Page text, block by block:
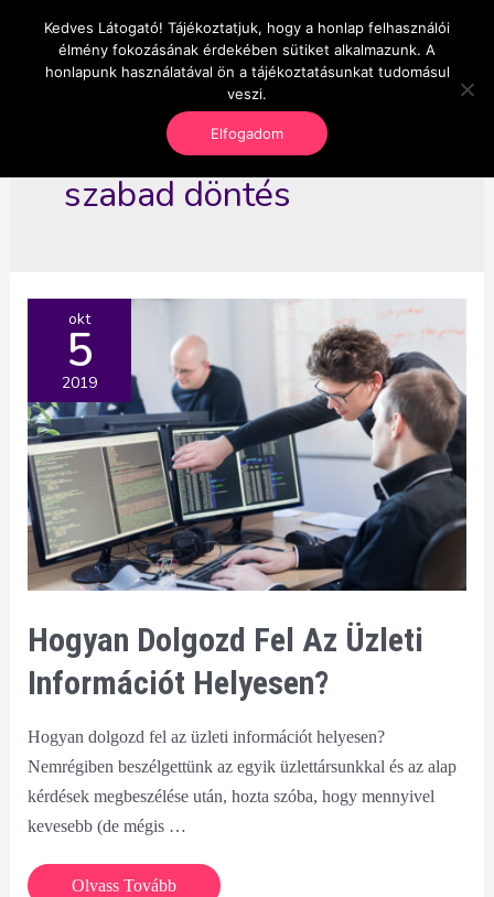
content
OnlineSeedsMan
Üzlet és szabadság
Main
szabad döntés
okt
5
2019
Hogyan Dolgozd Fel Az Üzleti
Információt Helyesen?
Hogyan dolgozd fel az üzleti információt helyesen?
Nemrégiben beszélgettünk az egyik üzlettársunkkal és az alap
kérdések megbeszélése után, hozta szóba, hogy mennyivel
kevesebb (de mégis …
Hogyan
Olvass Tovább
Kedves Látogató! Tájékoztatjuk, hogy a honlap felhasználói
élmény fokozásának érdekében sütiket alkalmazunk. A
honlapunk használatával ön a tájékoztatásunkat tudomásul
veszi.
Elfogadom